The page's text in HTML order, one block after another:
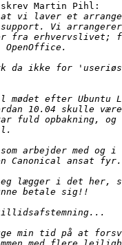
Martin Pihl: